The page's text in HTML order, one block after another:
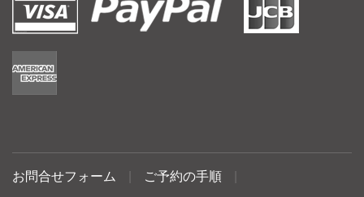
お問合せフォーム ご予約の手順